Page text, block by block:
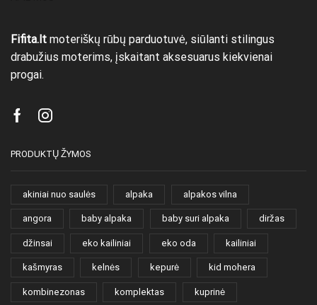
Fifita.lt moteriškų rūbų parduotuvė, siūlanti stilingus
drabužius moterims, įskaitant aksesuarus kiekvienai
progai.
FacebookInstagram
PRODUKTŲ ŽYMOS
akiniai nuo saulės alpaka alpakos vilna
angora baby alpaka baby suri alpaka diržas
džinsai eko kailiniai eko oda kailiniai
kašmyras kelnės kepurė kid mohera
kombinezonas komplektas kuprinė